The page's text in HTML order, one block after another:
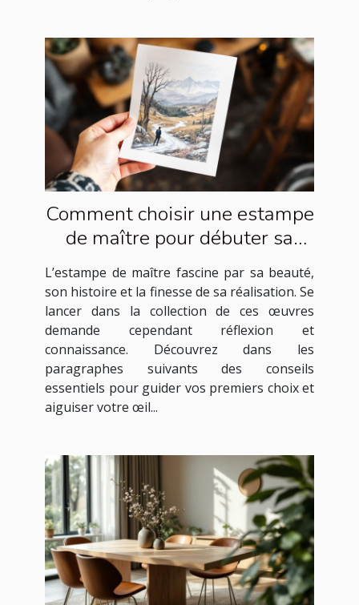
Comment choisir une estampe
de maître pour débuter sa
collection ?
L’estampe de maître fascine par sa beauté,
son histoire et la finesse de sa réalisation. Se
lancer dans la collection de ces œuvres
demande cependant réflexion et
connaissance. Découvrez dans les
paragraphes suivants des conseils
essentiels pour guider vos premiers choix et
aiguiser votre œil...